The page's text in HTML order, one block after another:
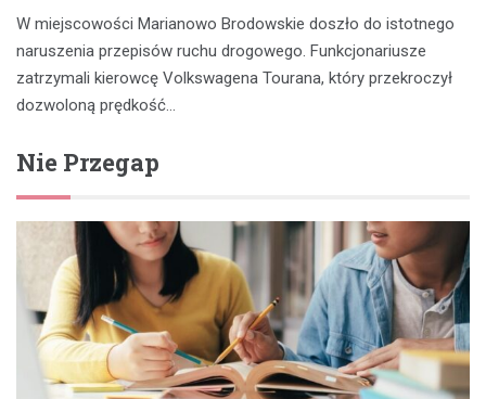
W miejscowości Marianowo Brodowskie doszło do istotnego
naruszenia przepisów ruchu drogowego. Funkcjonariusze
zatrzymali kierowcę Volkswagena Tourana, który przekroczył
dozwoloną prędkość…
Nie Przegap